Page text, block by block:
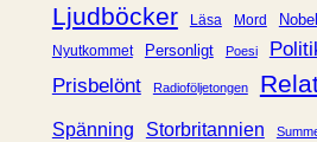
Ljudböcker
Läsa Mord
Nyutkommet Personligt Poesi
Prisbelönt
Radioföljetongen
Spänning Storbritannien